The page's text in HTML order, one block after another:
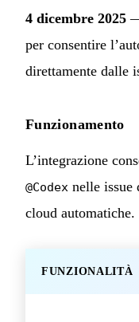
4 dicembre 2025
per consentire
direttamente dalle
Funzionamento
L’integrazione
@Codex nelle issue
cloud automatiche.
FUNZIONALITÀ